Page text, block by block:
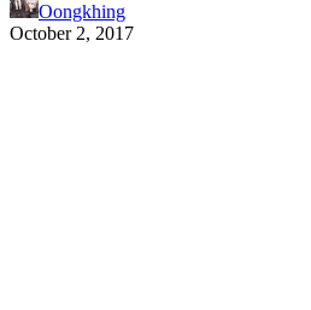
Oongkhing
October 2, 2017